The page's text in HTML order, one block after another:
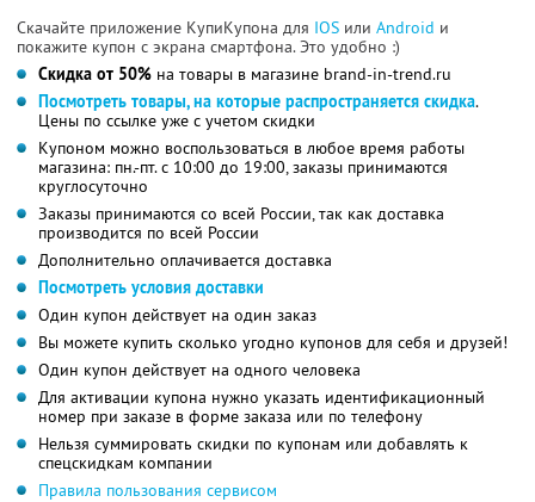
Скачайте приложение КупиКупона для IOS или Android и
покажите купон с экрана смартфона. Это удобно :)
Скидка от 50% на товары в магазине brand-in-trend.ru
Посмотреть товары, на которые распространяется скидка.
Цены по ссылке уже с учетом скидки
Купоном можно воспользоваться в любое время работы
магазина: пн.-пт. с 10:00 до 19:00, заказы принимаются
круглосуточно
Заказы принимаются со всей России, так как доставка
производится по всей России
Дополнительно оплачивается доставка
Посмотреть условия доставки
Один купон действует на один заказ
Вы можете купить сколько угодно купонов для себя и друзей!
Один купон действует на одного человека
Для активации купона нужно указать идентификационный
номер при заказе в форме заказа или по телефону
Нельзя суммировать скидки по купонам или добавлять к
спецскидкам компании
Правила пользования сервисом